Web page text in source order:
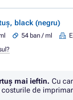
black (negru)
54 ban / ml
mai ieftin. Cu
costurile de